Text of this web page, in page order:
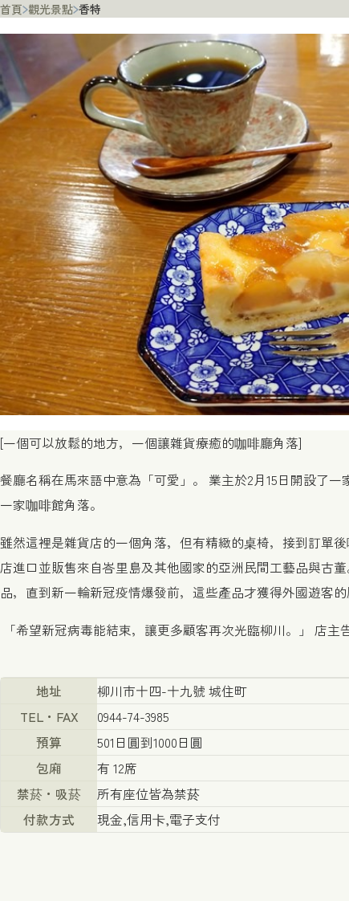
首頁 觀光景點 香特
[一個可以放鬆的地方，一個讓雜貨療癒的咖啡廳角落]
餐廳名稱在馬來語中意為「可愛」。 業主於2月15日開設了
一家咖啡館角落。
雖然這裡是雜貨店的一個角落，但有精緻的桌椅，接到訂單
店進口並販售來自峇里島及其他國家的亞洲民間工藝品與古
品，直到新一輪新冠疫情爆發前，這些產品才獲得外國遊客的
「希望新冠病毒能結束，讓更多顧客再次光臨柳川。」 店
地址 柳川市十四-十九號 城住町
TEL・FAX
0944-74-3985
預算
501日圓到1000日圓
包廂
有 12席
禁菸・吸菸
所有座位皆為禁菸
付款方式
現金,信用卡,電子支付